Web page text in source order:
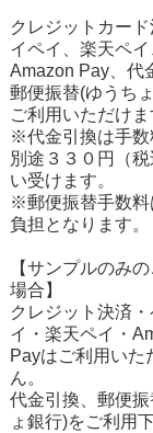
クレジットカー
イペイ、楽天ペイ
Amazon Pay、代
郵便振替(ゆうち
ご利用いただけま
※代金引換は手数
別途３３０円（
い受けます。
※郵便振替手数料
負担となります。
【サンプルのみ
場合】
クレジット決済
イ・楽天ペイ・
Payはご利用いた
ん。
代金引換、郵便振
ょ銀行)をご利用